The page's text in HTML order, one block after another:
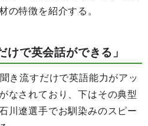
の特徴を紹介する。
で英会話ができる」
き流すだけで英語能力がアッ
なされており、下はその典型
川遼選手でお馴染みのスピー